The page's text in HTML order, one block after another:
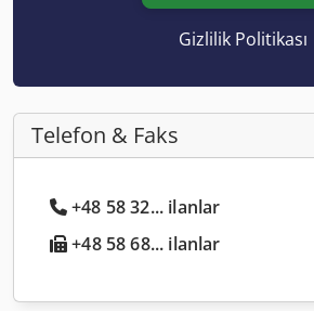
Gizlilik Politikası
Telefon & Faks
+48 58 32... ilanlar
+48 58 68... ilanlar